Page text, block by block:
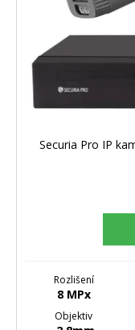
Securia Pro IP
Rozlišení
8 MPx
Objektiv